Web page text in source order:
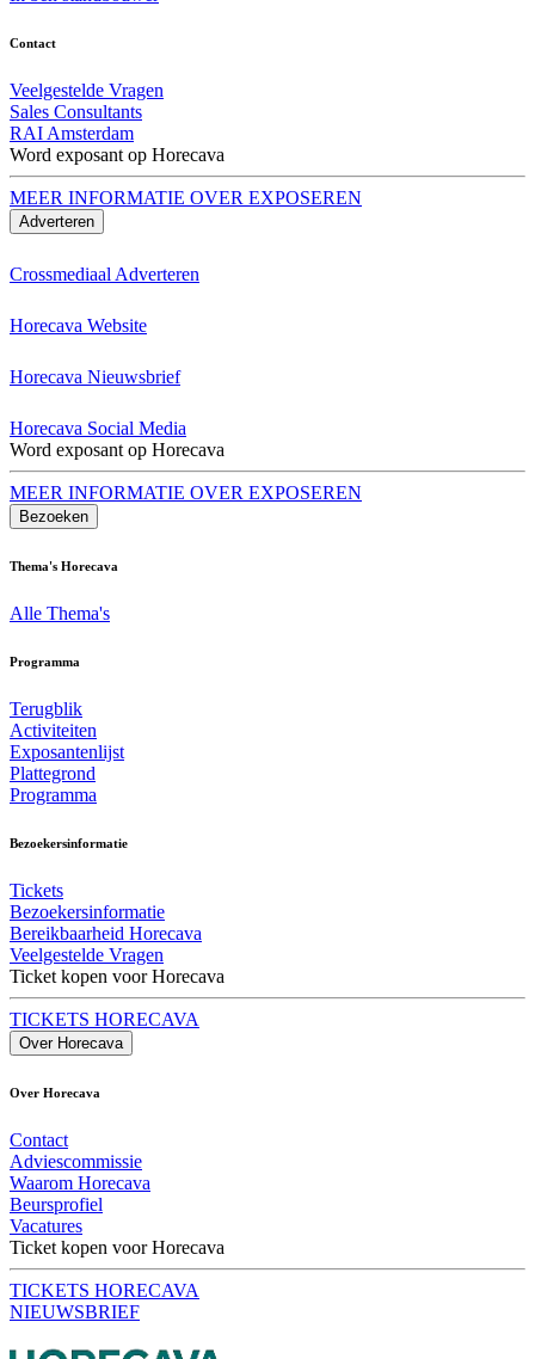
Contact
Veelgestelde Vragen
Sales Consultants
RAI Amsterdam
Word exposant op Horecava
MEER INFORMATIE OVER EXPOSEREN
Adverteren
Crossmediaal Adverteren
Horecava Website
Horecava Nieuwsbrief
Horecava Social Media
Word exposant op Horecava
MEER INFORMATIE OVER EXPOSEREN
Bezoeken
Thema's Horecava
Alle Thema's
Programma
Terugblik
Activiteiten
Exposantenlijst
Plattegrond
Programma
Bezoekersinformatie
Tickets
Bezoekersinformatie
Bereikbaarheid Horecava
Veelgestelde Vragen
Ticket kopen voor Horecava
TICKETS HORECAVA
Over Horecava
Over Horecava
Contact
Adviescommissie
Waarom Horecava
Beursprofiel
Vacatures
Ticket kopen voor Horecava
TICKETS HORECAVA
NIEUWSBRIEF